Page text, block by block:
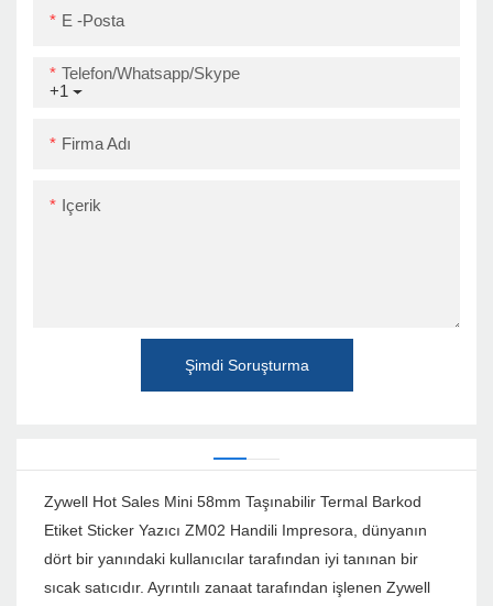
E -posta
+1
Telefon/Whatsapp/Skype
Firma Adı
Içerik
Şimdi Soruşturma
Zywell Hot Sales Mini 58mm Taşınabilir Termal Barkod
Etiket Sticker Yazıcı ZM02 Handili Impresora, dünyanın
dört bir yanındaki kullanıcılar tarafından iyi tanınan bir
sıcak satıcıdır. Ayrıntılı zanaat tarafından işlenen Zywell